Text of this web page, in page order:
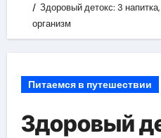
Здоровый детокс: 3
организм
Питаемся в путешествии
Здоровый